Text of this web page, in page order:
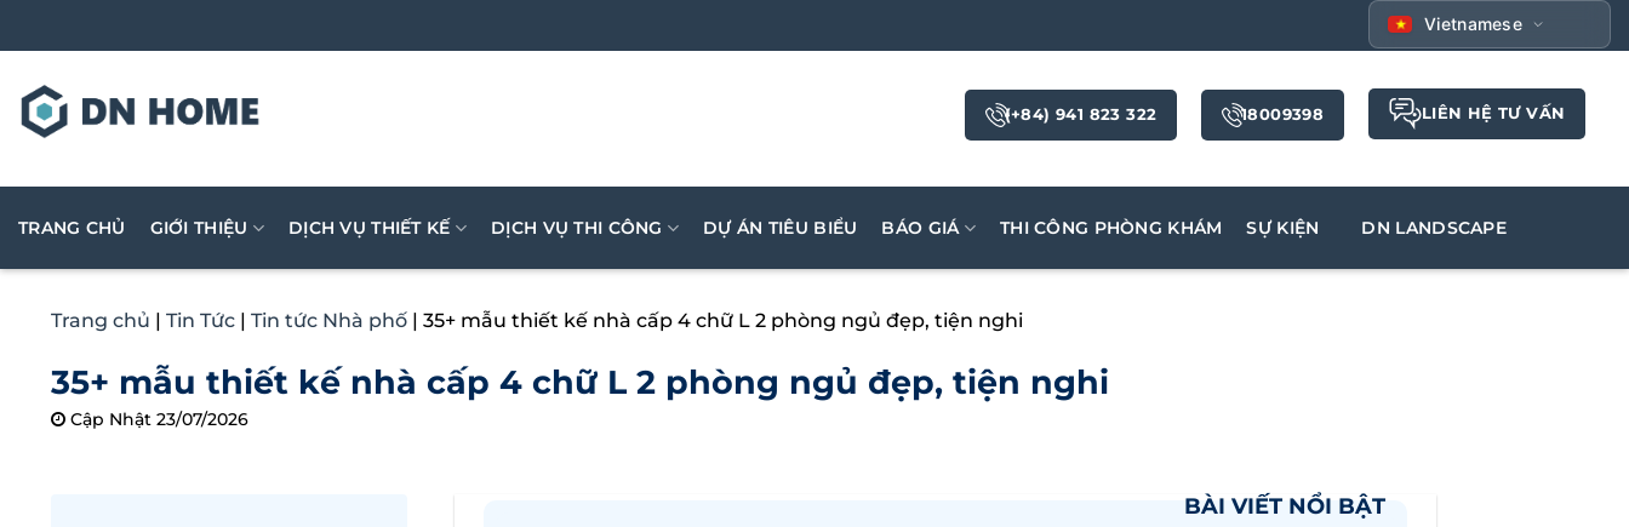
qua
dung
Vietnamese
(+84) 941 823 322 18009398 LIÊN HỆ TƯ VẤN
TRANG CHỦ GIỚI THIỆU DỊCH VỤ THIẾT KẾ DỊCH VỤ THI CÔNG DỰ ÁN TIÊU BIỂU BÁO GIÁ THI CÔNG PHÒNG KHÁM SỰ KIỆN DN LANDSCAPE
Trang chủ | Tin Tức | Tin tức Nhà phố | 35+ mẫu thiết kế nhà cấp 4 chữ L 2 phòng ngủ đẹp, tiện nghi
35+ mẫu thiết kế nhà cấp 4 chữ L 2 phòng ngủ đẹp, tiện nghi
Cập Nhật 23/07/2026
BÀI VIẾT NỔI BẬT